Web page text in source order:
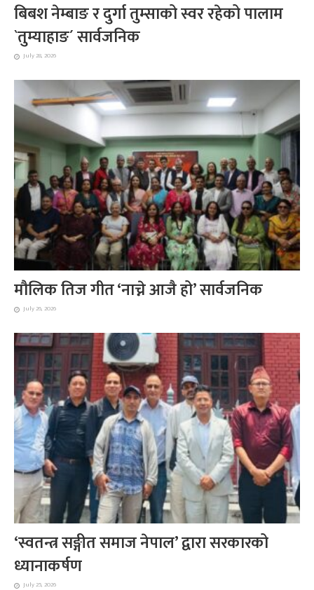
बिबश नेम्बाङ र दुर्गा तुम्साको स्वर रहेको पालाम
`तुम्याहाङ´ सार्वजनिक
July 28, 2026
मौलिक तिज गीत ‘नाच्ने आजै हो’ सार्वजनिक
July 26, 2026
‘स्वतन्त्र सङ्गीत समाज नेपाल’ द्वारा सरकारको
ध्यानाकर्षण
July 25, 2026